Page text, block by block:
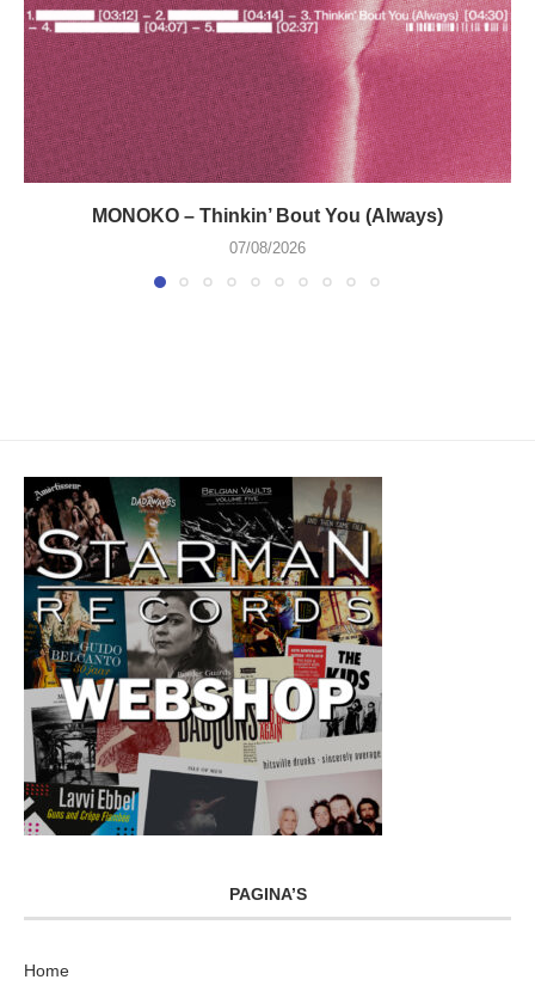
MONOKO – Thinkin’ Bout You (Always)
07/08/2026
PAGINA’S
Home